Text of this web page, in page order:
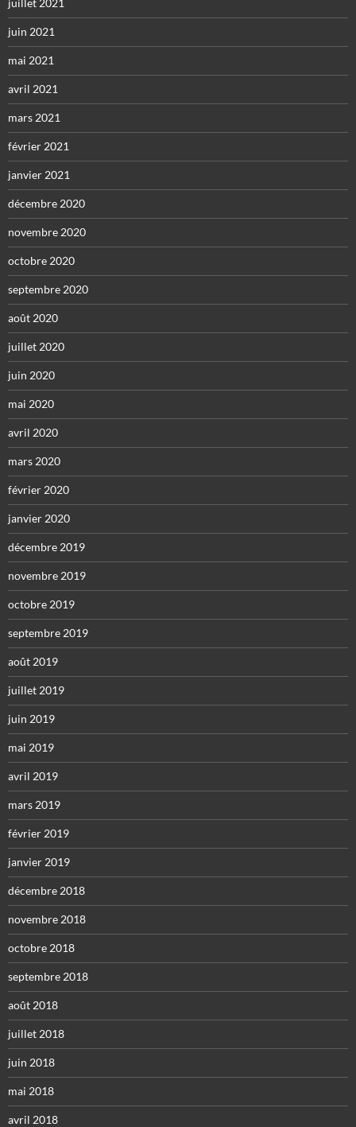
juin 2021
mai 2021
avril 2021
mars 2021
février 2021
janvier 2021
décembre 2020
novembre 2020
octobre 2020
septembre 2020
août 2020
juillet 2020
juin 2020
mai 2020
avril 2020
mars 2020
février 2020
janvier 2020
décembre 2019
novembre 2019
octobre 2019
septembre 2019
août 2019
juillet 2019
juin 2019
mai 2019
avril 2019
mars 2019
février 2019
janvier 2019
décembre 2018
novembre 2018
octobre 2018
septembre 2018
août 2018
juillet 2018
juin 2018
mai 2018
avril 2018